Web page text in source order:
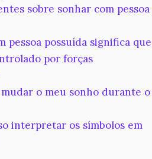
sobre sonhar com pessoa
pessoa possuída significa que
por forças
mudar o meu sonho durante o
interpretar os símbolos em